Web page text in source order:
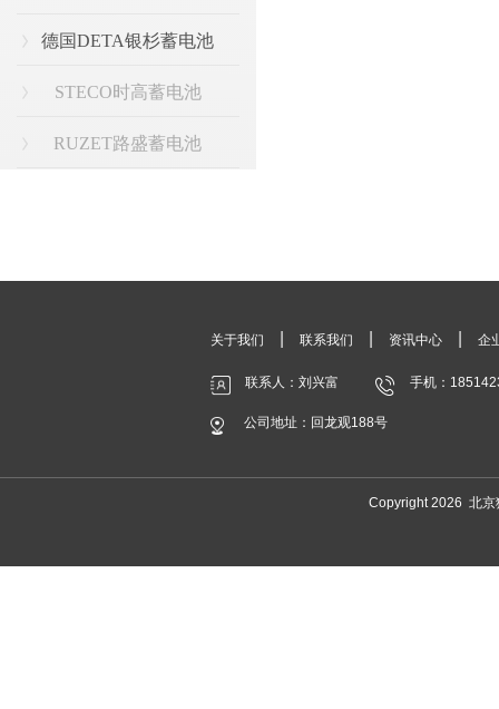
德国DETA银杉蓄电池
STECO时高蓄电池
RUZET路盛蓄电池
关于我们 联系我们 资讯中心 企
联系人：刘兴富 手机：
公司地址：回龙观188号
Copyright 2026 北